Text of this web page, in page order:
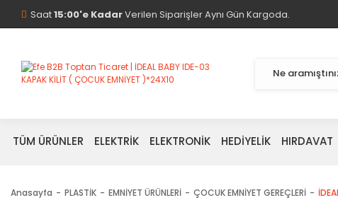
Saat15:00'e KadarVerilen Siparişler Aynı Gün Kargoda.
TÜM ÜRÜNLER ELEKTRİK ELEKTRONİK HEDİYELİK HIRDAVAT
Anasayfa PLASTİK EMNİYET ÜRÜNLERİ ÇOCUK EMNİYET GEREÇLERİ